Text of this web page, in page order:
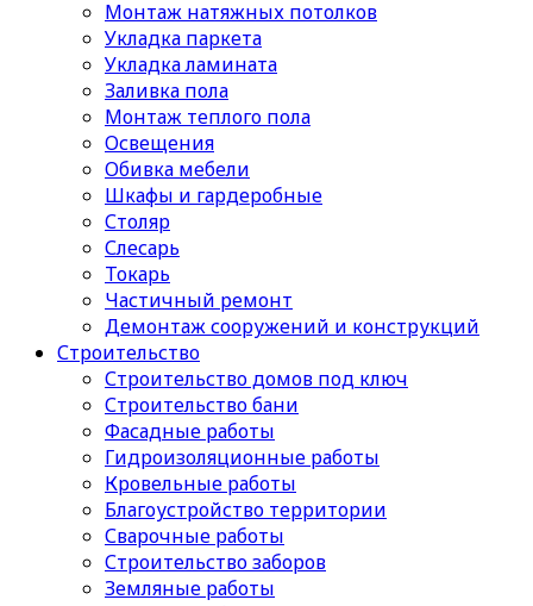
Монтаж натяжных потолков
Укладка паркета
Укладка ламината
Заливка пола
Монтаж теплого пола
Освещения
Обивка мебели
Шкафы и гардеробные
Столяр
Слесарь
Токарь
Частичный ремонт
Демонтаж сооружений и конструкций
Строительство
Строительство домов под ключ
Строительство бани
Фасадные работы
Гидроизоляционные работы
Кровельные работы
Благоустройство территории
Сварочные работы
Строительство заборов
Земляные работы